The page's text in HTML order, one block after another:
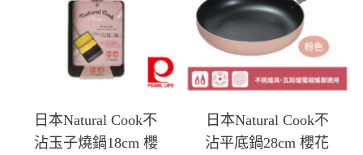
日本Natural Cook不
沾玉子燒鍋18cm 櫻
日本Natural Cook不
沾平底鍋28cm 櫻花